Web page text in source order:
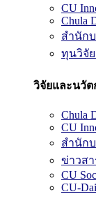
CU
Chula
สำนัก
ทุนวิจัย
วิจัยและนวัต
Chula
CU
สำนัก
ข่าวส
CU
CU-